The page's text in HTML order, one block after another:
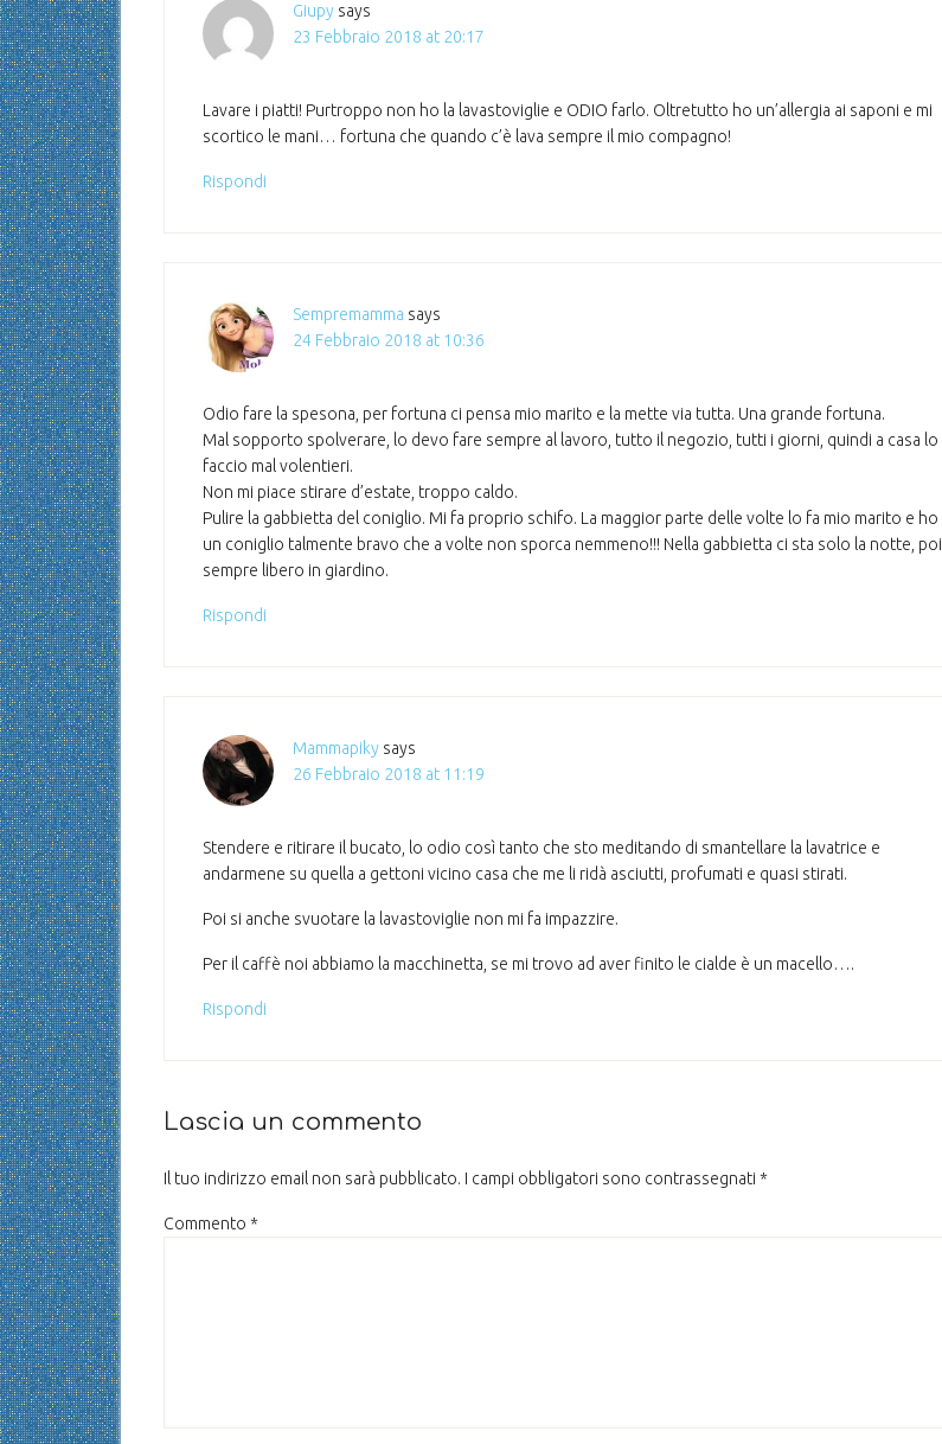
Giupy says
23 Febbraio 2018 at 20:17
Lavare i piatti! Purtroppo non ho la lavastoviglie e ODIO farlo. Oltretutto ho un’allergia ai saponi e mi
scortico le mani… fortuna che quando c’è lava sempre il mio compagno!
Rispondi
Sempremamma says
24 Febbraio 2018 at 10:36
Odio fare la spesona, per fortuna ci pensa mio marito e la mette via tutta. Una grande fortuna.
Mal sopporto spolverare, lo devo fare sempre al lavoro, tutto il negozio, tutti i giorni, quindi a casa lo
faccio mal volentieri.
Non mi piace stirare d’estate, troppo caldo.
Pulire la gabbietta del coniglio. Mi fa proprio schifo. La maggior parte delle volte lo fa mio marito e ho
un coniglio talmente bravo che a volte non sporca nemmeno!!! Nella gabbietta ci sta solo la notte, poi
sempre libero in giardino.
Rispondi
Mammapiky says
26 Febbraio 2018 at 11:19
Stendere e ritirare il bucato, lo odio così tanto che sto meditando di smantellare la lavatrice e
andarmene su quella a gettoni vicino casa che me li ridà asciutti, profumati e quasi stirati.
Poi si anche svuotare la lavastoviglie non mi fa impazzire.
Per il caffè noi abbiamo la macchinetta, se mi trovo ad aver finito le cialde è un macello….
Rispondi
Lascia un commento
Il tuo indirizzo email non sarà pubblicato. I campi obbligatori sono contrassegnati *
Commento *